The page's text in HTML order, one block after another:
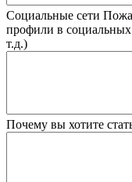
Социальные сети
профили в социальных
т.д.)
Почему вы хотите